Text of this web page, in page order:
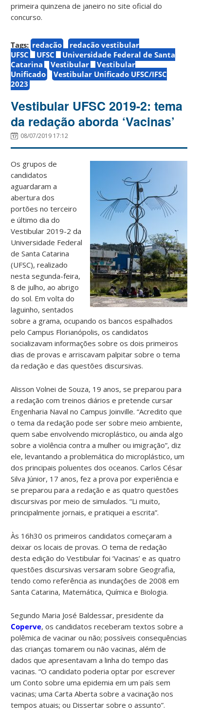
primeira quinzena de janeiro no site oficial do
concurso.
Tags: redação
redação vestibular
UFSC
UFSC
Universidade Federal de Santa
Catarina
Vestibular
Vestibular
Unificado
Vestibular Unificado UFSC/IFSC
2023
Vestibular UFSC 2019-2: tema
da redação aborda ‘Vacinas’
08/07/2019 17:12
Os grupos de
candidatos
aguardaram a
abertura dos
portões no terceiro
e último dia do
Vestibular 2019-2 da
Universidade Federal
de Santa Catarina
(UFSC), realizado
nesta segunda-feira,
8 de julho, ao abrigo
do sol. Em volta do
laguinho, sentados
sobre a grama, ocupando os bancos espalhados
pelo Campus Florianópolis, os candidatos
socializavam informações sobre os dois primeiros
dias de provas e arriscavam palpitar sobre o tema
da redação e das questões discursivas.
Alisson Volnei de Souza, 19 anos, se preparou para
a redação com treinos diários e pretende cursar
Engenharia Naval no Campus Joinville. “Acredito que
o tema da redação pode ser sobre meio ambiente,
quem sabe envolvendo microplástico, ou ainda algo
sobre a violência contra a mulher ou imigração”, diz
ele, levantando a problemática do microplástico, um
dos principais poluentes dos oceanos. Carlos César
Silva Júnior, 17 anos, fez a prova por experiência e
se preparou para a redação e as quatro questões
discursivas por meio de simulados. “Li muito,
principalmente jornais, e pratiquei a escrita”.
Às 16h30 os primeiros candidatos começaram a
deixar os locais de provas. O tema de redação
desta edição do Vestibular foi ‘Vacinas’ e as quatro
questões discursivas versaram sobre Geografia,
tendo como referência as inundações de 2008 em
Santa Catarina, Matemática, Química e Biologia.
Segundo Maria José Baldessar, presidente da
Coperve, os candidatos receberam textos sobre a
polêmica de vacinar ou não; possíveis consequências
das crianças tomarem ou não vacinas, além de
dados que apresentavam a linha do tempo das
vacinas. “O candidato poderia optar por escrever
um Conto sobre uma epidemia em um país sem
vacinas; uma Carta Aberta sobre a vacinação nos
tempos atuais; ou Dissertar sobre o assunto”.